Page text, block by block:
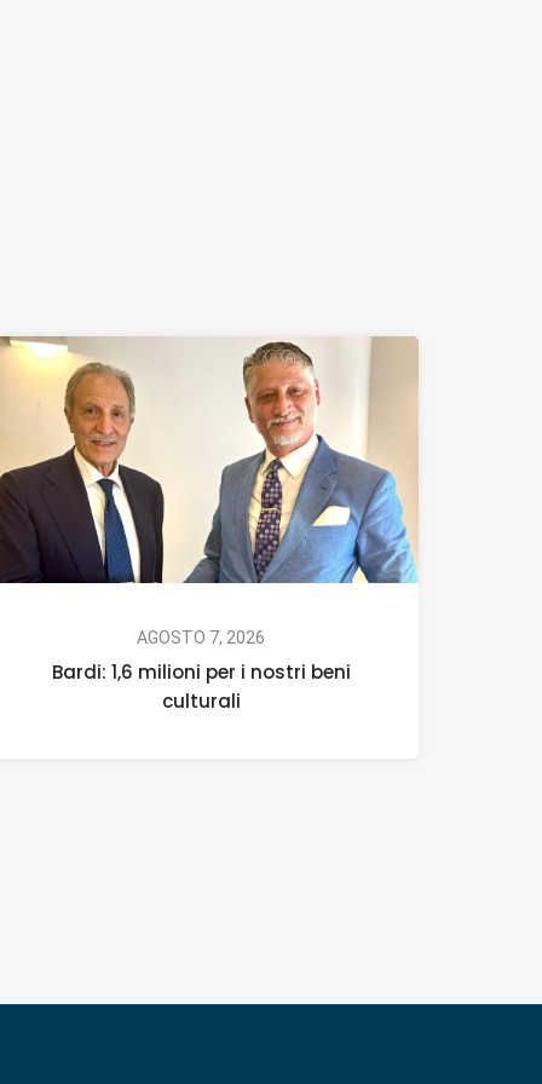
AGOSTO 7, 2026
Bardi: 1,6 milioni per i nostri beni
culturali